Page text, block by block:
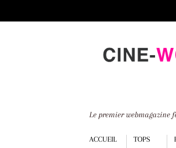
down
Le premier webmagazine
Menu
ACCUEIL TOPS